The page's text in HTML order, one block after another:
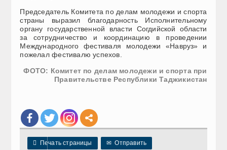
Председатель Комитета по делам молодежи и спорта
страны выразил благодарность Исполнительному
органу государственной власти Согдийской области
за сотрудничество и координацию в проведении
Международного фестиваля молодежи «Навруз» и
пожелал фестивалю успехов.
ФОТО: Комитет по делам молодежи и спорта при
Правительстве Республики Таджикистан
 Печать страницы ✉ Отправить